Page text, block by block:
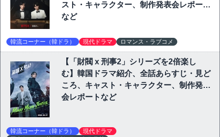
スト・キャラクター、制作発表会レポート
など
韓流コーナー（韓ドラ） 現代ドラマ ロマンス・ラブコメ
【「財閥 x 刑事2」シリーズを2倍楽し
む】韓国ドラマ紹介、全話あらすじ・見ど
ころ、キャスト・キャラクター、制作発表
会レポートなど
韓流コーナー（韓ドラ）
現代ドラマ